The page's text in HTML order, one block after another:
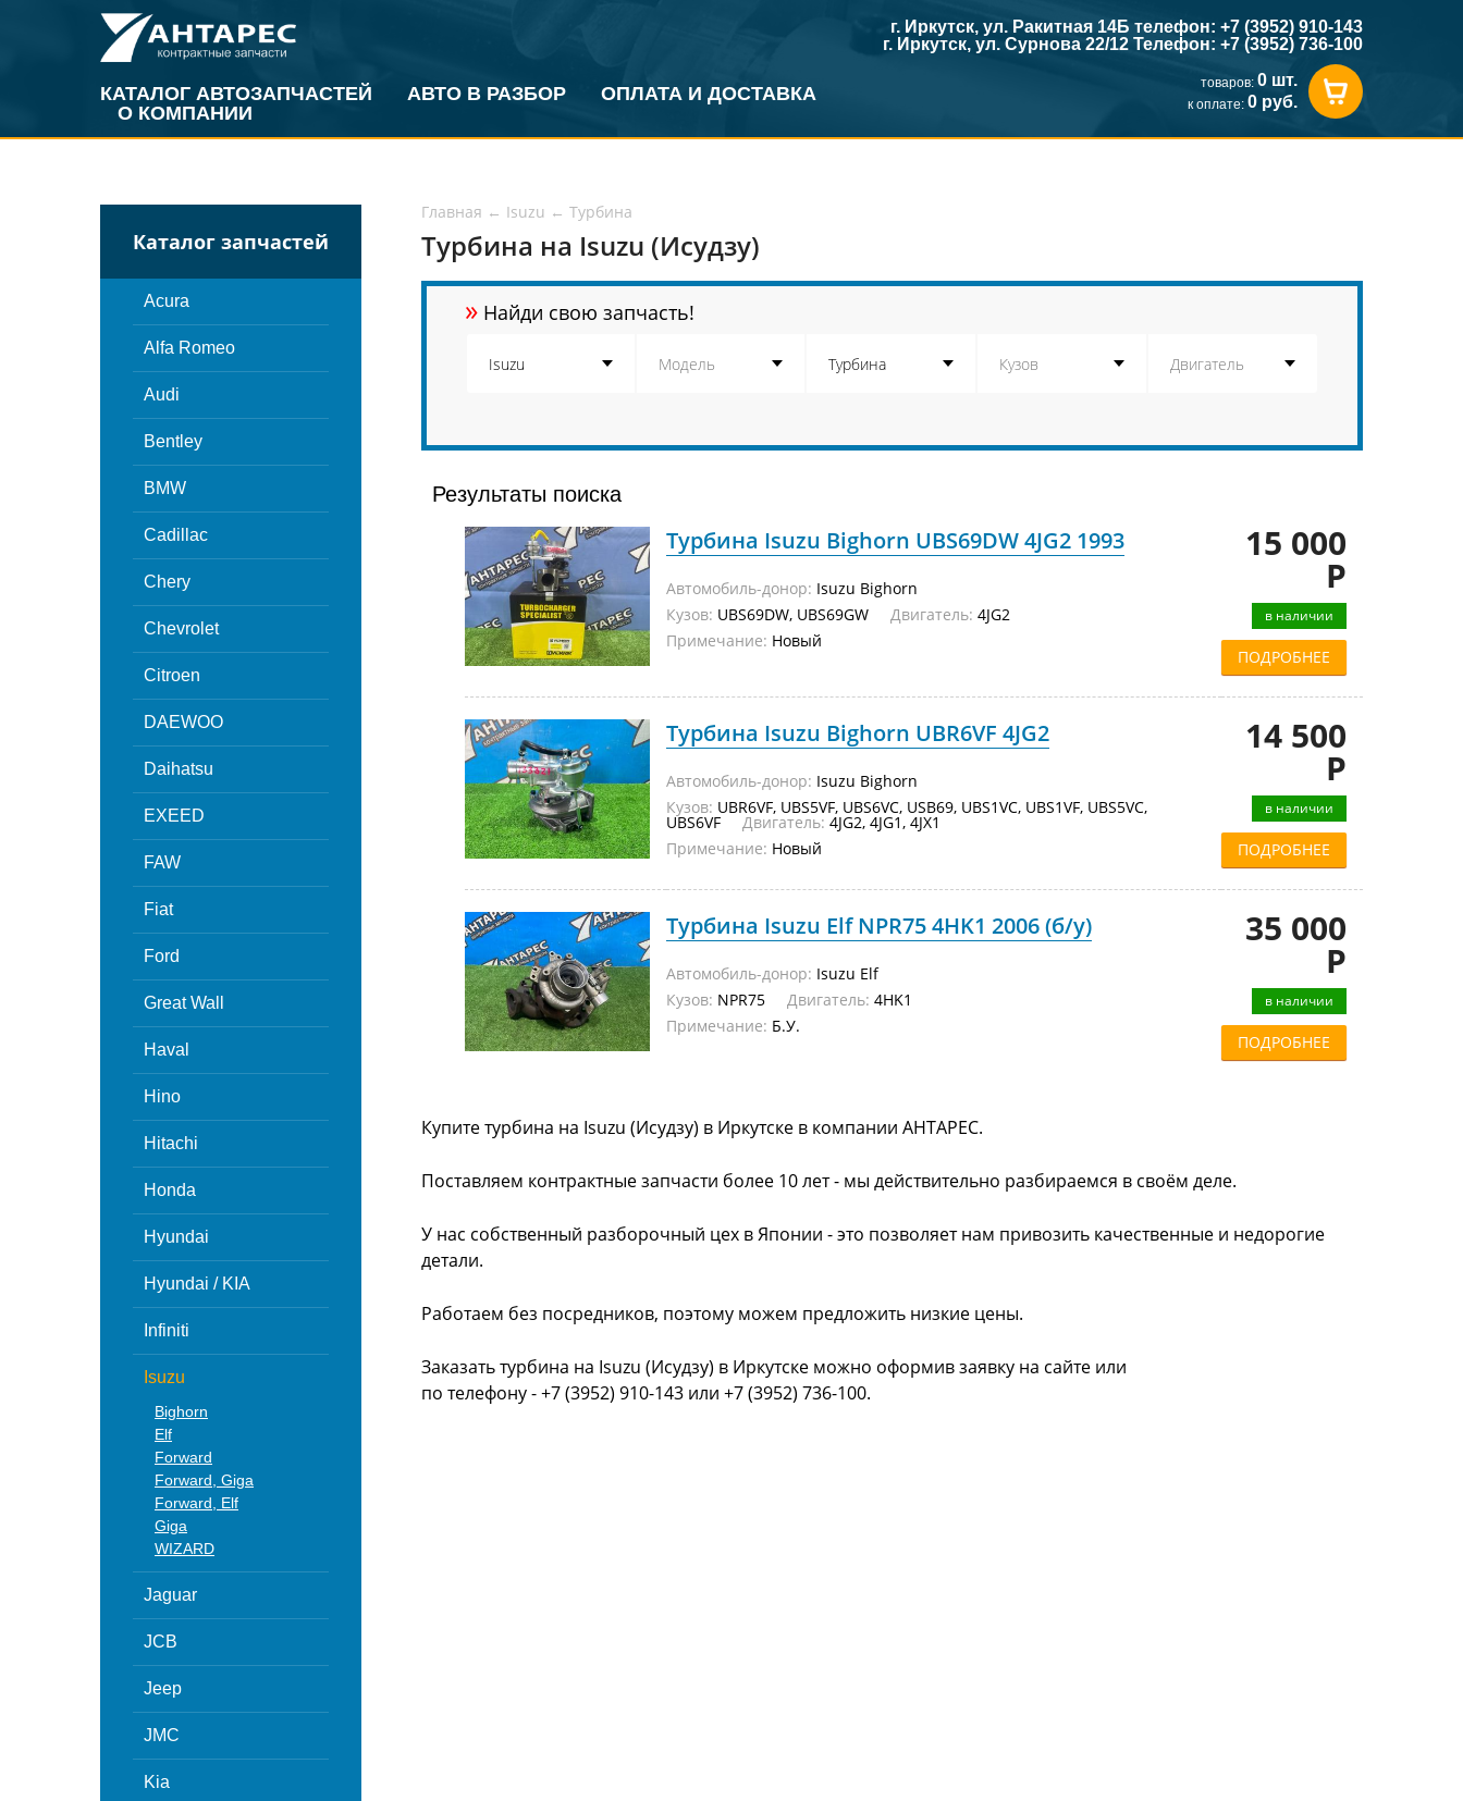
КАТАЛОГ АВТОЗАПЧАСТЕЙ АВТО В РАЗБОР
ОПЛАТА И ДОСТАВКА
О КОМПАНИИ
г. Иркутск, ул. Ракитная 14Б телефон: +7 (3952) 910-143
г. Иркутск, ул. Сурнова 22/12 Телефон: +7 (3952) 736-100
товаров: 0 шт.
к оплате: 0 руб.
Каталог запчастей
Acura
Alfa Romeo
Audi
Bentley
BMW
Cadillac
Chery
Chevrolet
Citroen
DAEWOO
Daihatsu
EXEED
FAW
Fiat
Ford
Great Wall
Haval
Hino
Hitachi
Honda
Hyundai
Hyundai / KIA
Infiniti
Isuzu
Bighorn
Elf
Forward
Forward, Giga
Forward, Elf
Giga
WIZARD
Jaguar
JCB
Jeep
JMC
Kia
Главная ← Isuzu ← Турбина
Турбина на Isuzu (Исудзу)
» Найди свою запчасть!
Результаты поиска
Турбина Isuzu Bighorn UBS69DW 4JG2 1993
Автомобиль-донор: Isuzu Bighorn
Кузов: UBS69DW, UBS69GW Двигатель: 4JG2
Примечание: Новый
15 000
Р
в наличии
ПОДРОБНЕЕ
Турбина Isuzu Bighorn UBR6VF 4JG2
Автомобиль-донор: Isuzu Bighorn
Кузов: UBR6VF, UBS5VF, UBS6VC, USB69, UBS1VC, UBS1VF, UBS5VC,
UBS6VF Двигатель: 4JG2, 4JG1, 4JX1
Примечание: Новый
14 500
Р
в наличии
ПОДРОБНЕЕ
Турбина Isuzu Elf NPR75 4HK1 2006 (б/у)
Автомобиль-донор: Isuzu Elf
Кузов: NPR75 Двигатель: 4HK1
Примечание: Б.У.
35 000
Р
в наличии
ПОДРОБНЕЕ
Купите турбина на Isuzu (Исудзу) в Иркутске в компании АНТАРЕС.
Поставляем контрактные запчасти более 10 лет - мы действительно разбираемся в своём деле.
У нас собственный разборочный цех в Японии - это позволяет нам привозить качественные и недорогие
детали.
Работаем без посредников, поэтому можем предложить низкие цены.
Заказать турбина на Isuzu (Исудзу) в Иркутске можно оформив заявку на сайте или
по телефону - +7 (3952) 910-143 или +7 (3952) 736-100.